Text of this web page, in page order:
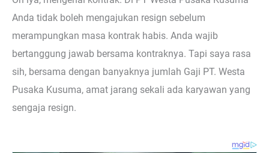
Anda tidak boleh mengajukan resign sebelum
merampungkan masa kontrak habis. Anda wajib
bertanggung jawab bersama kontraknya. Tapi saya rasa
sih, bersama dengan banyaknya jumlah Gaji PT. Westa
Pusaka Kusuma, amat jarang sekali ada karyawan yang
sengaja resign.